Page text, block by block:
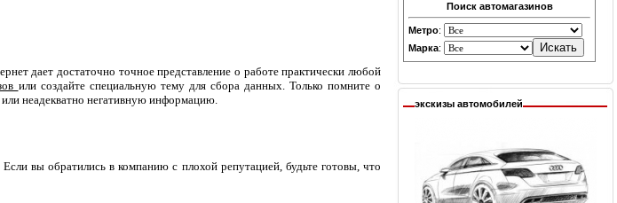
дает достаточно точное представление о работе практически любой
или создайте специальную тему для сбора данных. Только помните о
или неадекватно негативную информацию.
вы обратились в компанию с плохой репутацией, будьте готовы, что
Поиск автомагазинов
Метро:
Марка:
экскизы автомобилей